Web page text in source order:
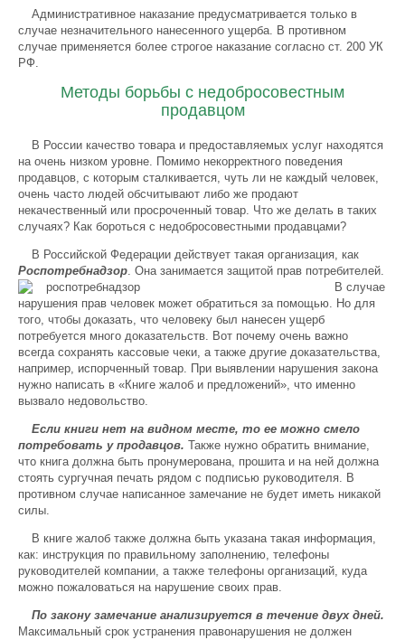
Административное наказание предусматривается только в
случае незначительного нанесенного ущерба. В противном
случае применяется более строгое наказание согласно ст. 200 УК
РФ.
Методы борьбы с недобросовестным
продавцом
В России качество товара и предоставляемых услуг находятся
на очень низком уровне. Помимо некорректного поведения
продавцов, с которым сталкивается, чуть ли не каждый человек,
очень часто людей обсчитывают либо же продают
некачественный или просроченный товар. Что же делать в таких
случаях? Как бороться с недобросовестными продавцами?
В Российской Федерации действует такая организация, как
Роспотребнадзор. Она занимается защитой прав потребителей.
В случае
нарушения прав человек может обратиться за помощью. Но для
того, чтобы доказать, что человеку был нанесен ущерб
потребуется много доказательств. Вот почему очень важно
всегда сохранять кассовые чеки, а также другие доказательства,
например, испорченный товар. При выявлении нарушения закона
нужно написать в «Книге жалоб и предложений», что именно
вызвало недовольство.
Если книги нет на видном месте, то ее можно смело
потребовать у продавцов. Также нужно обратить внимание,
что книга должна быть пронумерована, прошита и на ней должна
стоять сургучная печать рядом с подписью руководителя. В
противном случае написанное замечание не будет иметь никакой
силы.
В книге жалоб также должна быть указана такая информация,
как: инструкция по правильному заполнению, телефоны
руководителей компании, а также телефоны организаций, куда
можно пожаловаться на нарушение своих прав.
По закону замечание анализируется в течение двух дней.
Максимальный срок устранения правонарушения не должен